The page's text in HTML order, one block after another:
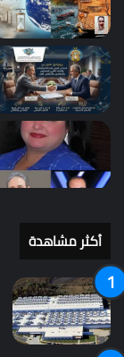
أكثر مشاهدة